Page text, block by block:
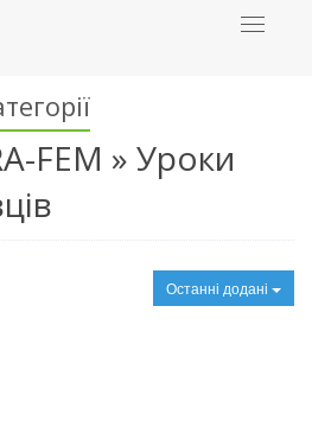
Toggle
FEM » Уроки
Останні додані